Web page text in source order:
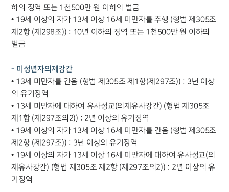
하의 징역 또는 1천500만 원 이하의 벌금
• 19세 이상의 자가 13세 이상 16세 미만자를 추행 (형법 제305조
제2항 (제298조)) : 10년 이하의 징역 또는 1천500만 원 이하의
벌금
- 미성년자의제강간
• 13세 미만자를 간음 (형법 제305조 제1항(제297조)) : 3년 이상
의 유기징역
• 13세 미만자에 대하여 유사성교(의제유사강간) (형법 제305조
제1항 (제297조의2)) : 2년 이상의 유기징역
• 19세 이상의 자가 13세 이상 16세 미만자를 간음 (형법 제305조
제2항 (제297조)) : 3년 이상의 유기징역
• 19세 이상의 자가 13세 이상 16세 미만자에 대하여 유사성교(의
제유사강간) (형법 제305조 제2항 (제297조의2)) : 2년 이상의 유
기징역